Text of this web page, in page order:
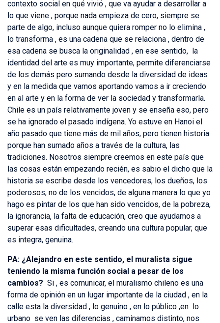
contexto social en qué vivió , que va ayudar a desarrollar a
lo que viene , porque nada empieza de cero, siempre se
parte de algo, incluso aunque quiera romper no lo elimina ,
lo transforma , es una cadena que se relaciona , dentro de
esa cadena se busca la originalidad , en ese sentido, la
identidad del arte es muy importante, permite diferenciarse
de los demás pero sumando desde la diversidad de ideas
y en la medida que vamos aportando vamos a ir creciendo
en al arte y en la forma de ver la sociedad y transformarla.
Chile es un país relativamente joven y se enseña eso, pero
se ha ignorado el pasado indígena. Yo estuve en Hanoi el
año pasado que tiene más de mil años, pero tienen historia
porque han sumado años a través de la cultura, las
tradiciones. Nosotros siempre creemos en este país que
las cosas están empezando recién, es sabio el dicho que la
historia se escribe desde los vencedores, los dueños, los
poderosos, no de los vencidos, de alguna manera lo que yo
hago es pintar de los que han sido vencidos, de la pobreza,
la ignorancia, la falta de educación, creo que ayudamos a
superar esas dificultades, creando una cultura popular, que
es integra, genuina.
PA: ¿Alejandro en este sentido, el muralista sigue
teniendo la misma función social a pesar de los
cambios? Si , es comunicar, el muralismo chileno es una
forma de opinión en un lugar importante de la ciudad , en la
calle esta la diversidad , lo genuino , en lo público ,en lo
urbano se ven las diferencias , caminamos distinto, nos